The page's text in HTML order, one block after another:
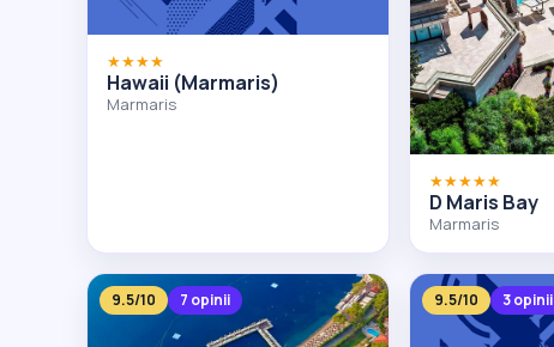
★★★★
Hawaii (Marmaris)
Marmaris
★★★★★
D Maris Bay
Marmaris
9.5/10 7 opinii 9.5/10 3 opinii